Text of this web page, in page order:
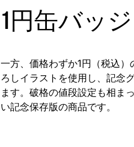
1円缶バッ
一方、価格わずか1円（税込
ろしイラストを使用し、記念
ます。破格の値段設定も相ま
い記念保存版の商品です。